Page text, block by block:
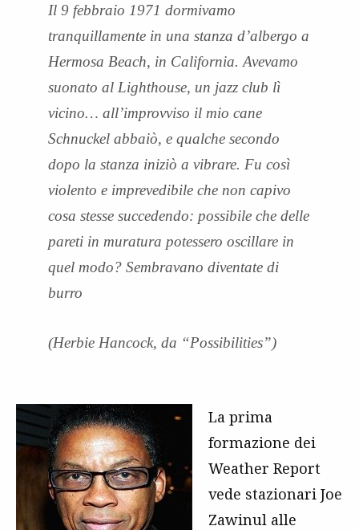
Il 9 febbraio 1971 dormivamo
tranquillamente in una stanza d’albergo a
Hermosa Beach, in California. Avevamo
suonato al Lighthouse, un jazz club lì
vicino… all’improvviso il mio cane
Schnuckel abbaiò, e qualche secondo
dopo la stanza iniziò a vibrare. Fu così
violento e imprevedibile che non capivo
cosa stesse succedendo: possibile che delle
pareti in muratura potessero oscillare in
quel modo? Sembravano diventate di
burro
(Herbie Hancock, da “Possibilities”)
La prima
formazione dei
Weather Report
vede stazionari Joe
Zawinul alle